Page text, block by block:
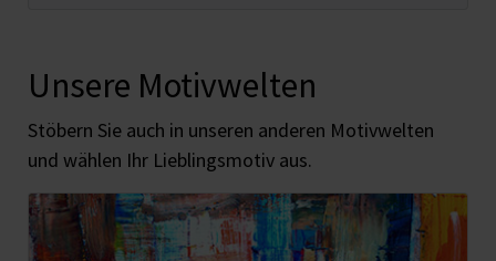
Unsere Motivwelten
Stöbern Sie auch in unseren anderen Motivwelten
und wählen Ihr Lieblingsmotiv aus.